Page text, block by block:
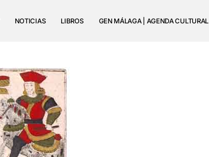
NOTICIAS LIBROS GEN MÁLAGA | AGENDA CULTURAL